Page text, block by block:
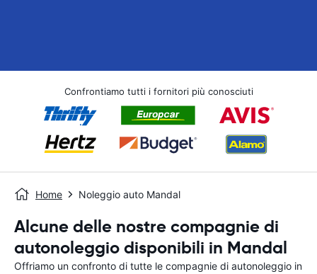
Confrontiamo tutti i fornitori più conosciuti
Home Noleggio auto Mandal
Alcune delle nostre compagnie di
autonoleggio disponibili in Mandal
Offriamo un confronto di tutte le compagnie di autonoleggio in